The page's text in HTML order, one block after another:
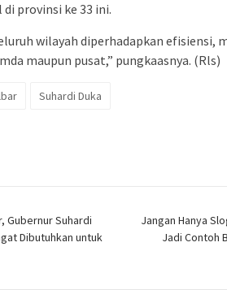
provinsi ke 33 ini.
wilayah diperhadapkan efisiensi,
maupun pusat,” pungkaasnya. (Rls)
Suhardi Duka
Gubernur Suhardi
Dibutuhkan untuk
Jangan Hanya
Jadi Contoh